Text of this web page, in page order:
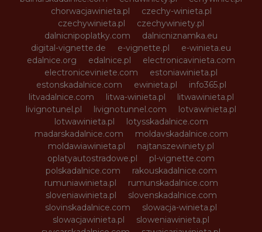
chorwacjawinieta.pl
czechy-winieta.pl
czechywinieta.pl
czechywiniety.pl
dalnicnipoplatky.com
dalnicniznamka.eu
digital-vignette.de
e-vignette.pl
e-winieta.eu
edalnice.org
edalnice.pl
electronicavinieta.com
electroniceviniete.com
estoniawinieta.pl
estonskadalnice.com
ewinieta.pl
info365.pl
litvadalnice.com
litwa-winieta.pl
litwawinieta.pl
livignotunel.pl
livignotunnel.com
lotvawinieta.pl
lotwawinieta.pl
lotysskadalnice.com
madarskadalnice.com
moldavskadalnice.com
moldawiawinieta.pl
najtanszewiniety.pl
oplatyautostradowe.pl
pl-vignette.com
polskadalnice.com
rakouskadalnice.com
rumuniawinieta.pl
rumunskadalnice.com
sloveniawinieta.pl
slovenskadalnice.com
slovinskadalnice.com
slowacja-winieta.pl
slowacjawinieta.pl
sloweniawinieta.pl